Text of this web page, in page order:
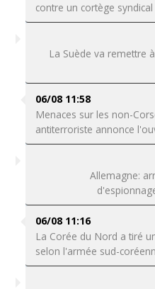
contre un cortège
La Suède va remettre
06/08 11:58
Menaces sur les non-
antiterroriste annonce
Allemagne:
06/08 11:16
La Corée du Nord a tiré
selon l'armée sud-